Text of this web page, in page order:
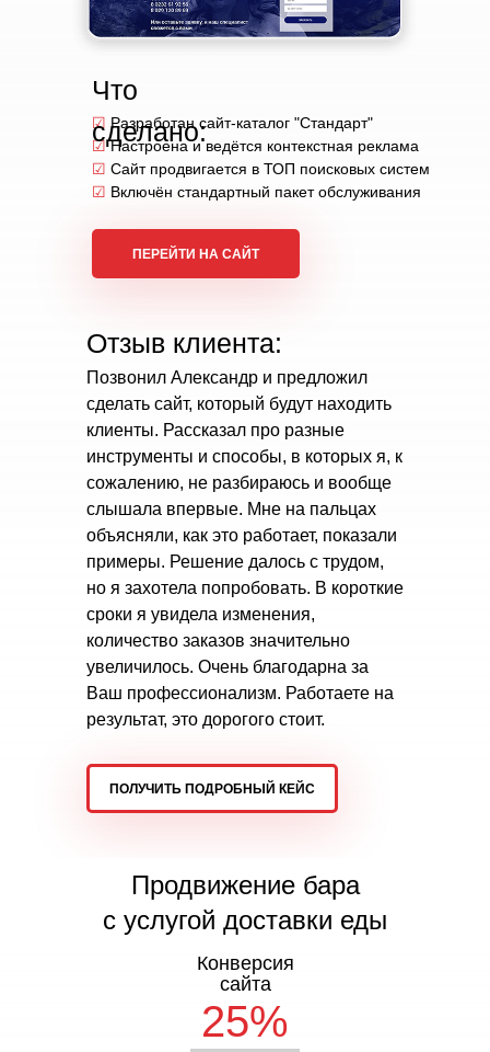
☑ Разработан сайт-каталог "Стандарт"
☑Настроена и ведётся контекстная реклама
☑ Сайт продвигается в ТОП поисковых систем
☑ Включён стандартный пакет обслуживания
Отзыв клиента:
Позвонил Александр и предложил
сделать сайт, который будут находить
клиенты. Рассказал про разные
инструменты и способы, в которых я, к
сожалению, не разбираюсь и вообще
слышала впервые. Мне на пальцах
объясняли, как это работает, показали
примеры. Решение далось с трудом,
но я захотела попробовать. В короткие
сроки я увидела изменения,
количество заказов значительно
увеличилось. Очень благодарна за
Ваш профессионализм. Работаете на
результат, это дорогого стоит.
ПОЛУЧИТЬ ПОДРОБНЫЙ КЕЙС
Что
сделано:
ПЕРЕЙТИ НА САЙТ
25%
Конверсия
сайта
Продвижение бара
с услугой доставки еды